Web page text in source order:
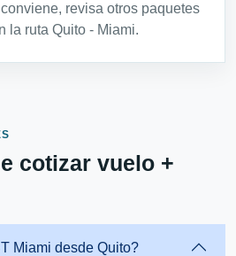
revisa otros paquetes
la ruta Quito - Miami.
cotizar vuelo +
Miami desde Quito?